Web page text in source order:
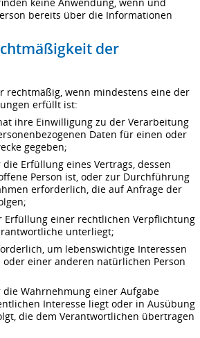
bereits über die Informationen
der
rechtmäßig, wenn mindestens eine der
erfüllt ist:
ihre Einwilligung zu der Verarbeitung
Daten für einen oder
gegeben;
Erfüllung eines Vertrags, dessen
Person ist, oder zur Durchführung
erforderlich, die auf Anfrage der
Erfüllung einer rechtlichen Verpflichtung
unterliegt;
um lebenswichtige Interessen
einer anderen natürlichen Person
Wahrnehmung einer Aufgabe
Interesse liegt oder in Ausübung
die dem Verantwortlichen übertragen